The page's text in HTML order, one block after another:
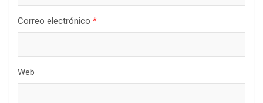
Correo electrónico *
Web